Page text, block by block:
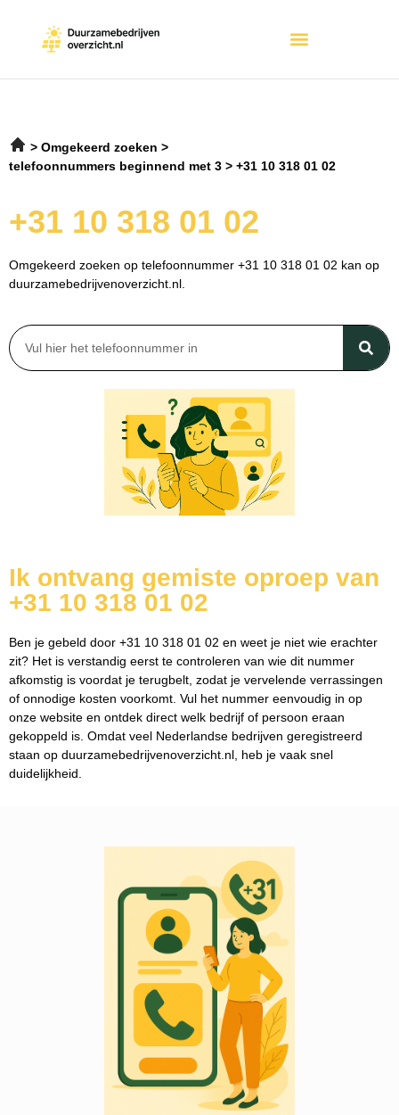
Omgekeerd zoeken
telefoonnummers beginnend met 3
+31 10 318 01 02
+31 10 318 01 02
Omgekeerd zoeken op telefoonnummer +31 10 318 01 02 kan op
duurzamebedrijvenoverzicht.nl.
Ik ontvang gemiste oproep van
+31 10 318 01 02
Ben je gebeld door +31 10 318 01 02 en weet je niet wie erachter
zit? Het is verstandig eerst te controleren van wie dit nummer
afkomstig is voordat je terugbelt, zodat je vervelende verrassingen
of onnodige kosten voorkomt. Vul het nummer eenvoudig in op
onze website en ontdek direct welk bedrijf of persoon eraan
gekoppeld is. Omdat veel Nederlandse bedrijven geregistreerd
staan op duurzamebedrijvenoverzicht.nl, heb je vaak snel
duidelijkheid.